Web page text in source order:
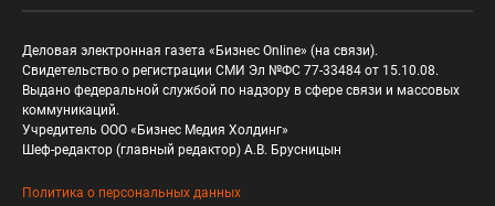
Деловая электронная газета «Бизнес Online» (на связи).
Свидетельство о регистрации СМИ Эл №ФС 77-33484 от 15.10.08.
Выдано федеральной службой по надзору в сфере связи и массовых
коммуникаций.
Учредитель ООО «Бизнес Медия Холдинг»
Шеф-редактор (главный редактор) А.В. Брусницын
Политика о персональных данных